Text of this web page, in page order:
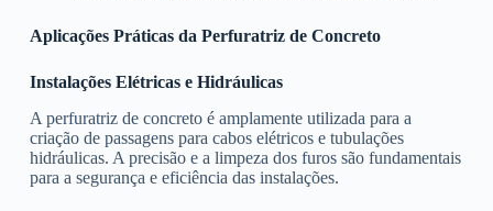
Aplicações Práticas da Perfuratriz de Concreto
Instalações Elétricas e Hidráulicas
A perfuratriz de concreto é amplamente utilizada para a
criação de passagens para cabos elétricos e tubulações
hidráulicas. A precisão e a limpeza dos furos são fundamentais
para a segurança e eficiência das instalações.